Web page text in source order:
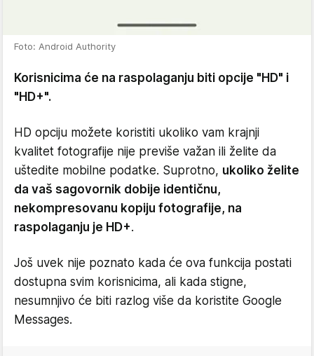
Foto: Android Authority
Korisnicima će na raspolaganju biti opcije "HD" i
"HD+".
HD opciju možete koristiti ukoliko vam krajnji
kvalitet fotografije nije previše važan ili želite da
uštedite mobilne podatke. Suprotno, ukoliko želite
da vaš sagovornik dobije identičnu,
nekompresovanu kopiju fotografije, na
raspolaganju je HD+.
Još uvek nije poznato kada će ova funkcija postati
dostupna svim korisnicima, ali kada stigne,
nesumnjivo će biti razlog više da koristite Google
Messages.